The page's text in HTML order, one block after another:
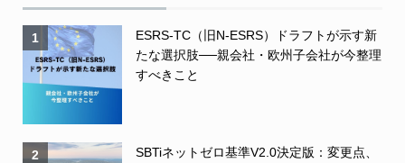
1
ESRS-TC（旧N-ESRS）ドラフトが示す新
たな選択肢──親会社・欧州子会社が今整理
すべきこと
2
SBTiネットゼロ基準V2.0決定版：変更点、